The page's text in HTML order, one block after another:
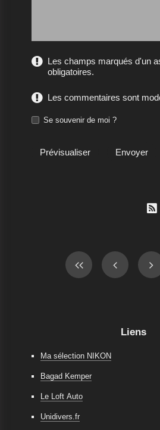
Les champs marqués d'un
obligatoires.
Les commentaires sont
Se souvenir de moi ?

Liens
Ma sélection NIKON
Bagad Kemper
Le Loft Auto
Unidivers.fr